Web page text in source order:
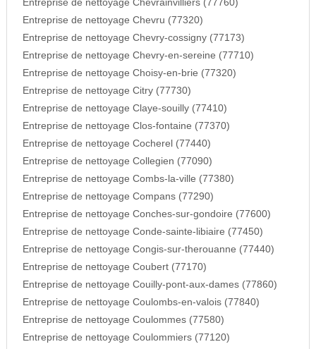
Entreprise de nettoyage Chevrainvilliers (77760)
Entreprise de nettoyage Chevru (77320)
Entreprise de nettoyage Chevry-cossigny (77173)
Entreprise de nettoyage Chevry-en-sereine (77710)
Entreprise de nettoyage Choisy-en-brie (77320)
Entreprise de nettoyage Citry (77730)
Entreprise de nettoyage Claye-souilly (77410)
Entreprise de nettoyage Clos-fontaine (77370)
Entreprise de nettoyage Cocherel (77440)
Entreprise de nettoyage Collegien (77090)
Entreprise de nettoyage Combs-la-ville (77380)
Entreprise de nettoyage Compans (77290)
Entreprise de nettoyage Conches-sur-gondoire (77600)
Entreprise de nettoyage Conde-sainte-libiaire (77450)
Entreprise de nettoyage Congis-sur-therouanne (77440)
Entreprise de nettoyage Coubert (77170)
Entreprise de nettoyage Couilly-pont-aux-dames (77860)
Entreprise de nettoyage Coulombs-en-valois (77840)
Entreprise de nettoyage Coulommes (77580)
Entreprise de nettoyage Coulommiers (77120)